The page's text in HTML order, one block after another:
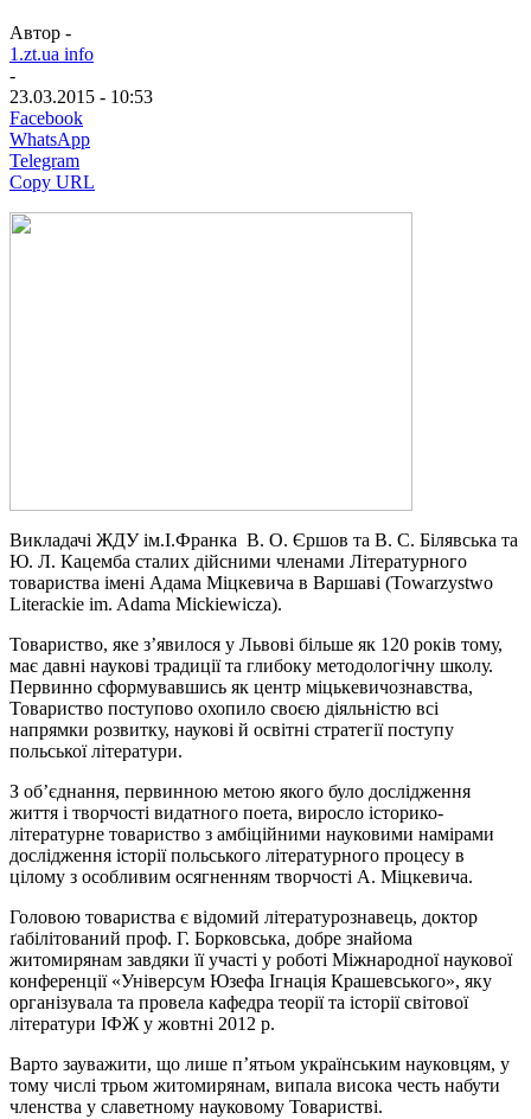
Автор -
1.zt.ua info
-
23.03.2015 - 10:53
Facebook
WhatsApp
Telegram
Copy URL
Викладачі ЖДУ ім.І.Франка В. О. Єршов та В. С. Білявська та
Ю. Л. Кацемба сталих дійсними членами Літературного
товариства імені Адама Міцкевича в Варшаві (Towarzystwо
Literackie im. Adama Mickiewicza).
Товариство, яке з’явилося у Львові більше як 120 років тому,
має давні наукові традиції та глибоку методологічну школу.
Первинно сформувавшись як центр міцькевичознавства,
Товариство поступово охопило своєю діяльністю всі
напрямки розвитку, наукові й освітні стратегії поступу
польської літератури.
З об’єднання, первинною метою якого було дослідження
життя і творчості видатного поета, виросло історико-
літературне товариство з амбіційними науковими намірами
дослідження історії польського літературного процесу в
цілому з особливим осягненням творчості А. Міцкевича.
Головою товариства є відомий літературознавець, доктор
ґабілітований проф. Г. Борковська, добре знайома
житомирянам завдяки її участі у роботі Міжнародної наукової
конференції «Універсум Юзефа Ігнація Крашевського», яку
організувала та провела кафедра теорії та історії світової
літератури ІФЖ у жовтні 2012 р.
Варто зауважити, що лише п’ятьом українським науковцям, у
тому числі трьом житомирянам, випала висока честь набути
членства у славетному науковому Товаристві.